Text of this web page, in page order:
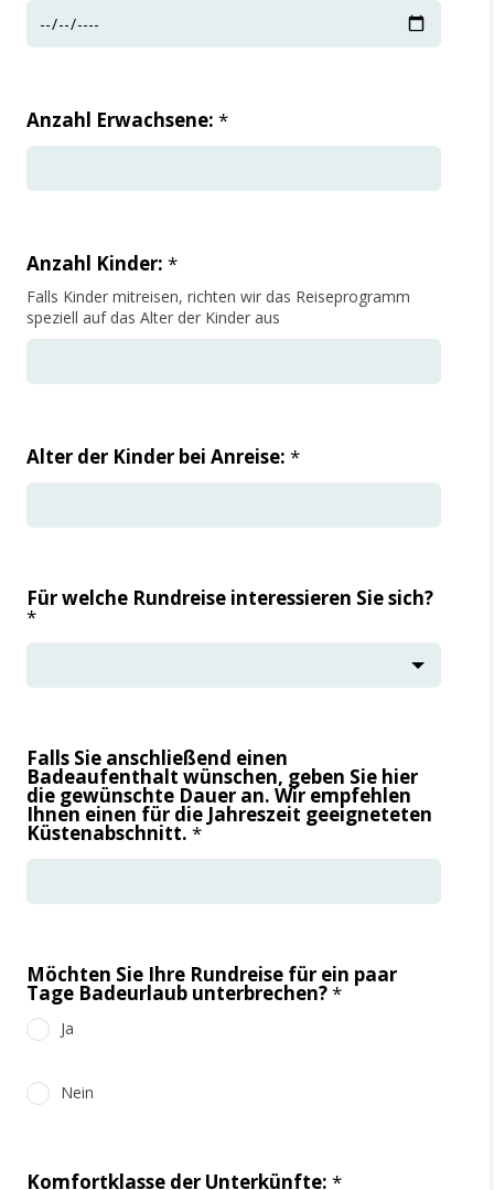
Anzahl Erwachsene: *
Anzahl Kinder: *
Falls Kinder mitreisen, richten wir das Reiseprogramm
speziell auf das Alter der Kinder aus
Alter der Kinder bei Anreise: *
Für welche Rundreise interessieren Sie sich?
*
Falls Sie anschließend einen
Badeaufenthalt wünschen, geben Sie hier
die gewünschte Dauer an. Wir empfehlen
Ihnen einen für die Jahreszeit geeigneteten
Küstenabschnitt. *
Möchten Sie Ihre Rundreise für ein paar
Tage Badeurlaub unterbrechen?*
Ja
Nein
Komfortklasse der Unterkünfte: *